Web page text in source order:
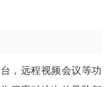
，远程视频会议等功